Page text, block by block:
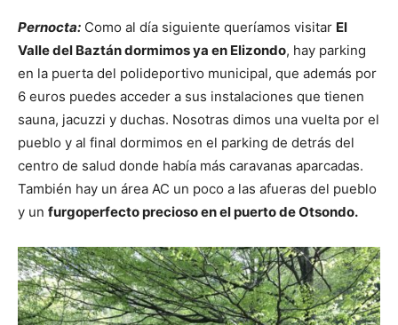
Pernocta: Como al día siguiente queríamos visitar El
Valle del Baztán dormimos ya en Elizondo, hay parking
en la puerta del polideportivo municipal, que además por
6 euros puedes acceder a sus instalaciones que tienen
sauna, jacuzzi y duchas. Nosotras dimos una vuelta por el
pueblo y al final dormimos en el parking de detrás del
centro de salud donde había más caravanas aparcadas.
También hay un área AC un poco a las afueras del pueblo
y un furgoperfecto precioso en el puerto de Otsondo.